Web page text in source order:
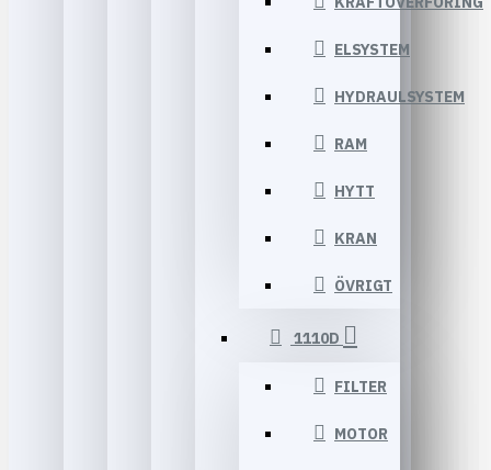
ELSYSTEM
HYDRAULSYSTEM
RAM
HYTT
KRAN
ÖVRIGT
1110D
FILTER
MOTOR